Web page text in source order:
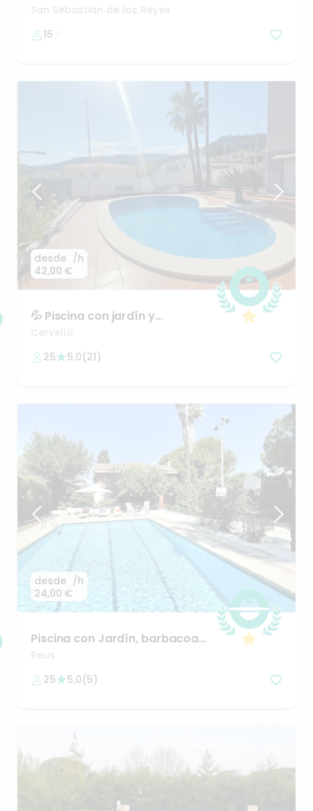
San Sebastián de los Reyes
15
desde
42,00 €
/h
💦 Piscina con jardín y
barbacoa
Cervelló
25
5,0(21)
desde
24,00 €
/h
Piscina con Jardín​,​ barbacoa
sin vecinos.
Reus
25
5,0(5)